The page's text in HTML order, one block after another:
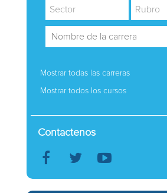
Mostrar todas las carreras
Mostrar todos los cursos
Contactenos